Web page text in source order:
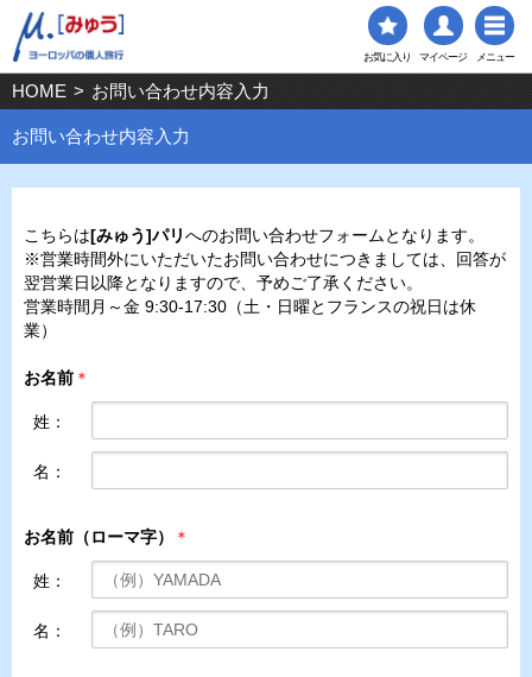
お気に入り マイページ メニュー
HOME > お問い合わせ内容入力
お問い合わせ内容入力
こちらは[みゅう]パリへのお問い合わせフォームとなります。
※営業時間外にいただいたお問い合わせにつきましては、回答が
翌営業日以降となりますので、予めご了承ください。
営業時間月～金 9:30-17:30（土・日曜とフランスの祝日は休
業）
お名前 ＊
姓：
名：
お名前（ローマ字） ＊
姓：
名：